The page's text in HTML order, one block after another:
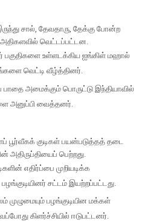
சால், தேவதாரு, தேக்கு போன்ற
வெட்டப்பட்டன.
பகுதிகளை உள்ளடக்கிய ஐங்கிள் மஹால்
வெட்டி வீழ்த்தினர்.
பாதை அமைக்கும் பொருட்டு இந்தியாவில்
அனுப்பி வைத்தனர்.
பூர்வீகக் குடிகள் பயன்படுத்தத் தடை
அதிருப்தியைப் பெற்றது.
எதிர்ப்பை முறியடிக்க
சட்டம் இயற்றப்பட்டது.
முழுமையும் பழங்குடியின மக்கள்
கிளர்ச்சியில் ஈடுபட்டனர்.